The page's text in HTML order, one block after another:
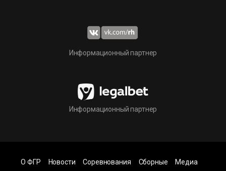
Информационный партнер
Информационный партнер
О ФГР Новости Соревнования Сборные Медиа